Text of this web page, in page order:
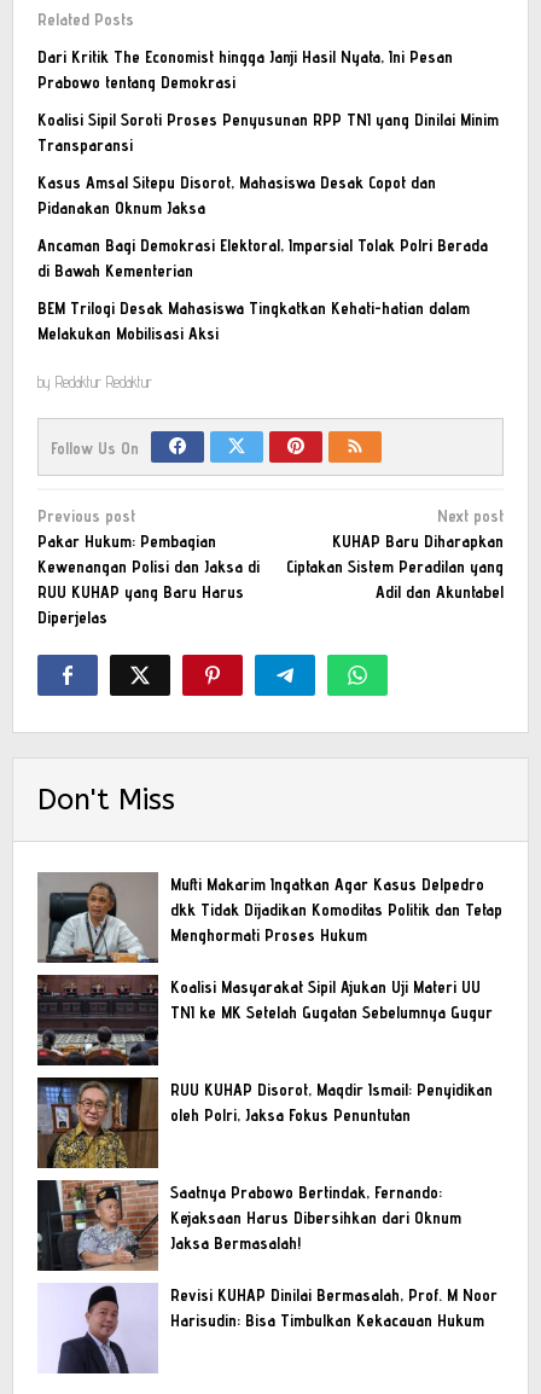
Related Posts
Dari Kritik The Economist hingga Janji Hasil Nyata, Ini Pesan
Prabowo tentang Demokrasi
Koalisi Sipil Soroti Proses Penyusunan RPP TNI yang Dinilai Minim
Transparansi
Kasus Amsal Sitepu Disorot, Mahasiswa Desak Copot dan
Pidanakan Oknum Jaksa
Ancaman Bagi Demokrasi Elektoral, Imparsial Tolak Polri Berada
di Bawah Kementerian
BEM Trilogi Desak Mahasiswa Tingkatkan Kehati-hatian dalam
Melakukan Mobilisasi Aksi
by Redaktur Redaktur
Follow Us On
Post
navigation
Previous post
Pakar Hukum: Pembagian
Kewenangan Polisi dan Jaksa di
RUU KUHAP yang Baru Harus
Diperjelas
Next post
KUHAP Baru Diharapkan
Ciptakan Sistem Peradilan yang
Adil dan Akuntabel
Don't Miss
Mufti Makarim Ingatkan Agar Kasus Delpedro
dkk Tidak Dijadikan Komoditas Politik dan Tetap
Menghormati Proses Hukum
Koalisi Masyarakat Sipil Ajukan Uji Materi UU
TNI ke MK Setelah Gugatan Sebelumnya Gugur
RUU KUHAP Disorot, Maqdir Ismail: Penyidikan
oleh Polri, Jaksa Fokus Penuntutan
Saatnya Prabowo Bertindak, Fernando:
Kejaksaan Harus Dibersihkan dari Oknum
Jaksa Bermasalah!
Revisi KUHAP Dinilai Bermasalah, Prof. M Noor
Harisudin: Bisa Timbulkan Kekacauan Hukum